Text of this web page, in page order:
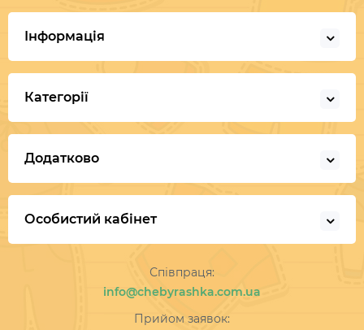
Інформація
Категорії
Додатково
Особистий кабінет
Співпраця:
info@chebyrashka.com.ua
Прийом заявок: